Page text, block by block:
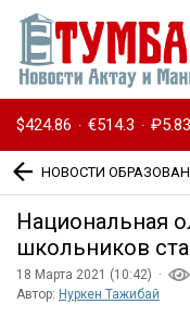
$424.86 · €514.3 · ₽5.83
НОВОСТИ
Национальная
школьников
18 Марта 2021 (10:42) ·
Автор: Нуркен Тажибай